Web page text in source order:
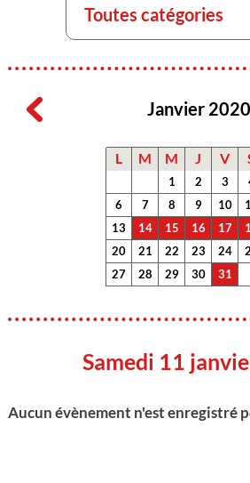
Toutes catégories
Janvier 2020
L M M J V
1 2 3
6
7 8 9 10
13
14 15 16 17
20
21 22 23 24
27
28 29 30 31
Samedi 11
Aucun évènement n'est enregistré